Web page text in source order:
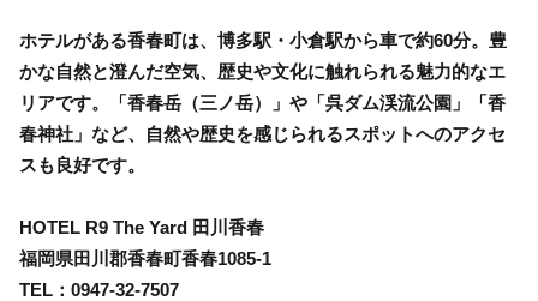
ホテルがある香春町は、博多駅・小倉駅から車で約60分。豊
かな自然と澄んだ空気、歴史や文化に触れられる魅力的なエ
リアです。「香春岳（三ノ岳）」や「呉ダム渓流公園」「香
春神社」など、自然や歴史を感じられるスポットへのアクセ
スも良好です。
HOTEL R9 The Yard 田川香春
福岡県田川郡香春町香春1085-1
TEL：0947-32-7507